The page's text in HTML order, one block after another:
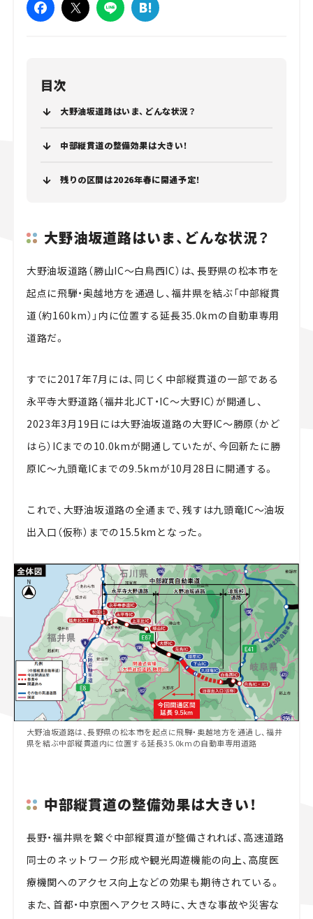
目次
大野油坂道路はいま、どんな状況？
中部縦貫道の整備効果は大きい！
残りの区間は2026年春に開通予定！
大野油坂道路はいま、どんな状況？
大野油坂道路（勝山IC～白鳥西IC）は、長野県の松本市を
起点に飛騨・奥越地方を通過し、福井県を結ぶ「中部縦貫
道（約160km）」内に位置する延長35.0kmの自動車専用
道路だ。
すでに2017年7月には、同じく中部縦貫道の一部である
永平寺大野道路（福井北JCT・IC～大野IC）が開通し、
2023年3月19日には大野油坂道路の大野IC～勝原（かど
はら）ICまでの10.0kmが開通していたが、今回新たに勝
原IC～九頭竜ICまでの9.5kmが10月28日に開通する。
これで、大野油坂道路の全通まで、残すは九頭竜IC～油坂
出入口（仮称）までの15.5kmとなった。
大野油坂道路は、長野県の松本市を起点に飛騨・奥越地方を通過し、福井
県を結ぶ中部縦貫道内に位置する延長35.0kmの自動車専用道路
中部縦貫道の整備効果は大きい！
長野・福井県を繋ぐ中部縦貫道が整備されれば、高速道路
同士のネットワーク形成や観光周遊機能の向上、高度医
療機関へのアクセス向上などの効果も期待されている。
また、首都・中京圏へアクセス時に、大きな事故や災害な